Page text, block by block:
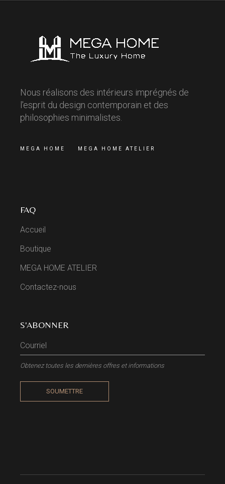
Nous réalisons des intérieurs imprégnés de
l'esprit du design contemporain et des
philosophies minimalistes.
MEGA HOME MEGA HOME ATELIER
FAQ
Accueil
Boutique
MEGA HOME ATELIER
Contactez-nous
S'ABONNER
Obtenez toutes les dernières offres et informations
SOUMETTRE